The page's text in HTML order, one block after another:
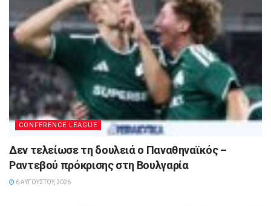
CONFERENCE LEAGUE
Δεν τελείωσε τη δουλειά ο Παναθηναϊκός –
Ραντεβού πρόκρισης στη Βουλγαρία
6 ΑΥΓΟΎΣΤΟΥ, 2026